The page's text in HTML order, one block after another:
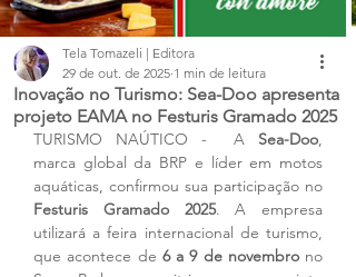
Inovação no Turismo: Sea-Doo apresenta
projeto EAMA no Festuris Gramado 2025
Tela Tomazeli | Editora
29 de out. de 2025 1 min de leitura
TURISMO NAÚTICO -  A Sea-Doo,
marca global da BRP e líder em motos
Festuris Gramado 2025. A empresa
utilizará a feira internacional de turismo,
que acontece de 6 a 9 de novembro no